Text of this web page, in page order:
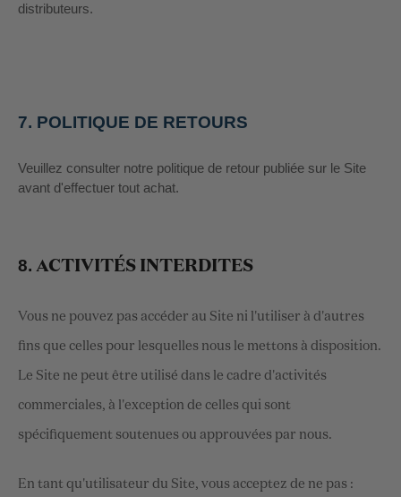
distributeurs.
7. POLITIQUE DE RETOURS
Veuillez consulter notre politique de retour publiée sur le Site
avant d'effectuer tout achat.
8. ACTIVITÉS INTERDITES
Vous ne pouvez pas accéder au Site ni l'utiliser à d'autres
fins que celles pour lesquelles nous le mettons à disposition.
Le Site ne peut être utilisé dans le cadre d'activités
commerciales, à l'exception de celles qui sont
spécifiquement soutenues ou approuvées par nous.
En tant qu'utilisateur du Site, vous acceptez de ne pas :